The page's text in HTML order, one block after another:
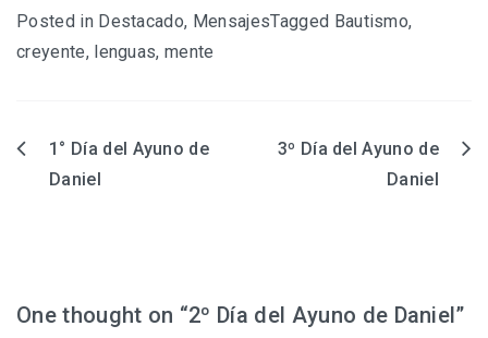
Posted in Destacado, MensajesTagged Bautismo,
creyente, lenguas,mente
Navegación
1° Día del Ayuno de
Daniel
3º Día del Ayuno de
Daniel
One thought on “2º Día del Ayuno de Daniel”